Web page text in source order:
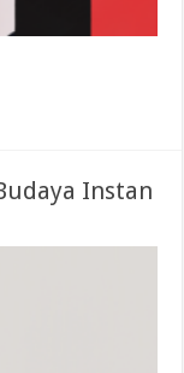
Instan